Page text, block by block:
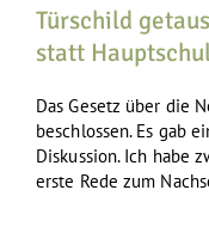
Türschild
statt
Das Gesetz über die
beschlossen. Es gab
Diskussion. Ich habe
erste Rede zum